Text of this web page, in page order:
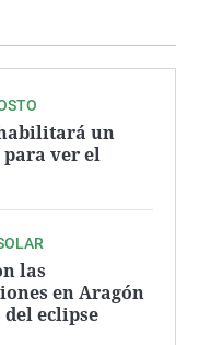
un
para ver el
las
en Aragón
eclipse